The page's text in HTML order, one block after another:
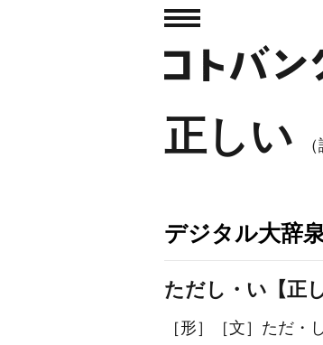
正しい
デジタル大辞
ただし・い【正
［形］ ［文］ただ・し